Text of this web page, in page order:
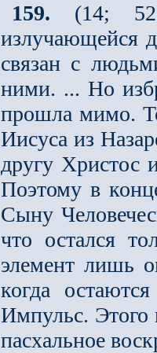
159. (14;
излучающейся
связан с
ними. ... Но
прошла мимо.
Иисуса из
другу Христос
Поэтому в
Сыну
что остался
элемент лишь
когда
Импульс.
пасхальное